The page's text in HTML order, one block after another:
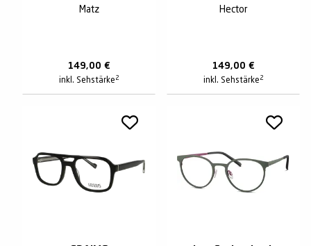
Matz
149,00 €
inkl. Sehstärke 2
Hector
149,00 €
inkl. Sehstärke 2